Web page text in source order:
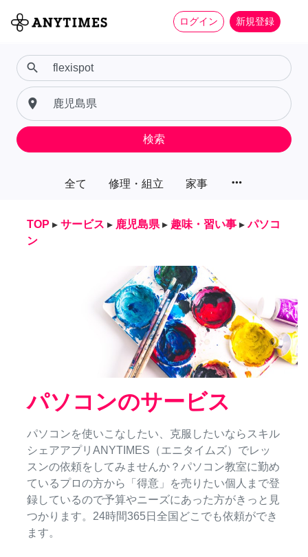
ログイン 新規登録
全て 修理・組立 家事 more_horiz
search
place
検索
TOP ▸ サービス ▸ 鹿児島県 ▸ 趣味・習い事 ▸ パソコ
ン
パソコンのサービス
パソコンを使いこなしたい、克服したいならスキル
シェアアプリANYTIMES（エニタイムズ）でレッ
スンの依頼をしてみませんか？パソコン教室に勤め
ているプロの方から「得意」を売りたい個人まで登
録しているので予算やニーズにあった方がきっと見
つかります。24時間365日全国どこでも依頼ができ
ます。